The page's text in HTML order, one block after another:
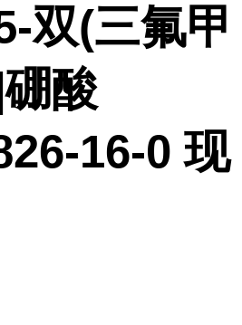
双(三氟甲
酸
16-0 现